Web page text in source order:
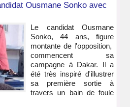
Ousmane Sonko avec
Le candidat Ousmane
Sonko, 44 ans, figure
montante de l'opposition,
commencent sa
campagne à Dakar. Il a
été très inspiré d'illustrer
sa première sortie à
travers un bain de foule